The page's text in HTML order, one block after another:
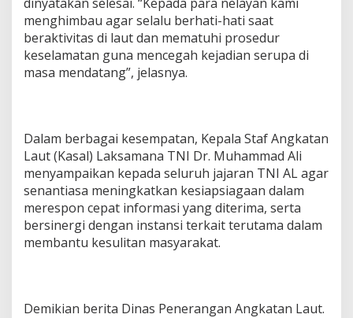
menghimbau agar selalu berhati-hati saat
beraktivitas di laut dan mematuhi prosedur
keselamatan guna mencegah kejadian serupa di
masa mendatang”, jelasnya.
Dalam berbagai kesempatan, Kepala Staf Angkatan
Laut (Kasal) Laksamana TNI Dr. Muhammad Ali
menyampaikan kepada seluruh jajaran TNI AL agar
senantiasa meningkatkan kesiapsiagaan dalam
merespon cepat informasi yang diterima, serta
bersinergi dengan instansi terkait terutama dalam
membantu kesulitan masyarakat.
Demikian berita Dinas Penerangan Angkatan Laut.